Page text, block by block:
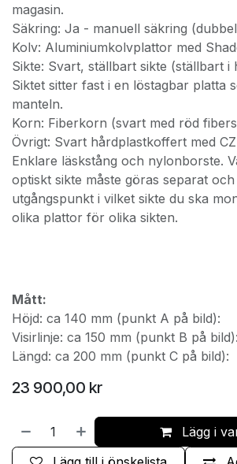
magasin.
Säkring: Ja - manuell säkring
Kolv: Aluminiumkolvplattor med
Sikte: Svart, ställbart sikte (ställbart i
Siktet sitter fast i en löstagbar platta
manteln.
Korn: Fiberkorn (svart med röd
Övrigt: Svart hårdplastkoffert med
Enklare läskstång och nylonborste.
optiskt sikte måste göras separat och
utgångspunkt i vilket sikte du ska
olika plattor för olika sikten.
Mått:
Höjd: ca 140 mm (punkt A på bild):
Visirlinje: ca 150 mm (punkt B på bild):
Längd: ca 200 mm (punkt C på bild):
23 900,00 kr
Lägg i